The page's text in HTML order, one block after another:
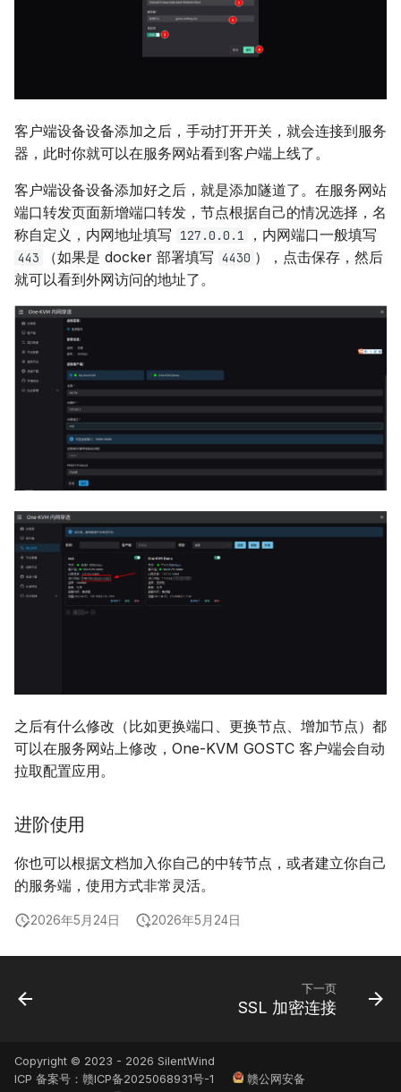
客户端设备设备添加之后，手动打开开关，就会连接到服务
器，此时你就可以在服务网站看到客户端上线了。
客户端设备设备添加好之后，就是添加隧道了。在服务网站
端口转发页面新增端口转发，节点根据自己的情况选择，名
称自定义，内网地址填写
127.0.0.1 ，内网端口一般填写
443 （如果是 docker 部署填写 4430 ），点击保存，然后
就可以看到外网访问的地址了。
之后有什么修改（比如更换端口、更换节点、增加节点）都
可以在服务网站上修改，One-KVM GOSTC 客户端会自动
拉取配置应用。
进阶使用
你也可以根据文档加入你自己的中转节点，或者建立你自己
的服务端，使用方式非常灵活。
2026年5月24日 2026年5月24日
下一页
SSL 加密连接
Copyright © 2023 - 2026 SilentWind
ICP 备案号： 赣ICP备2025068931号-1
赣公网安备